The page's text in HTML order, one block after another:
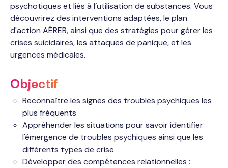
psychotiques et liés à l’utilisation de substances. Vous
découvrirez des interventions adaptées, le plan
d'action AÉRER, ainsi que des stratégies pour gérer les
crises suicidaires, les attaques de panique, et les
urgences médicales.
Objectif
Reconnaître les signes des troubles psychiques les
plus fréquents
Appréhender les situations pour savoir identifier
l'émergence de troubles psychiques ainsi que les
différents types de crise
Développer des compétences relationnelles :